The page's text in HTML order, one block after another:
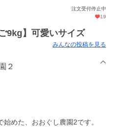
注文受付停止中
19
9kg】可愛いサイズ
みんなの投稿を見る
２
めた、おおぐし農園2です。